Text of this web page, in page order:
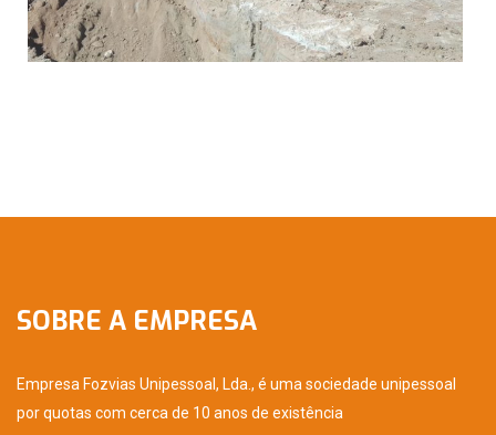
SOBRE A EMPRESA
Empresa Fozvias Unipessoal, Lda., é uma sociedade unipessoal
por quotas com cerca de 10 anos de existência